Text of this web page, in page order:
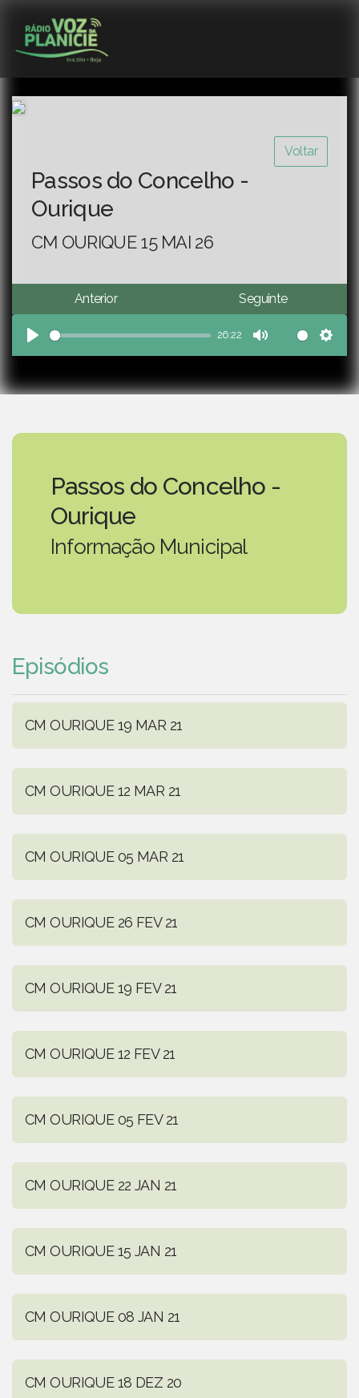
Voltar
Passos do Concelho -
Ourique
CM OURIQUE 15 MAI 26
Anterior Seguinte
Play
26:22
Mute
Passos do Concelho -
Ourique
Informação Municipal
Episódios
CM OURIQUE 19 MAR 21
CM OURIQUE 12 MAR 21
CM OURIQUE 05 MAR 21
CM OURIQUE 26 FEV 21
CM OURIQUE 19 FEV 21
CM OURIQUE 12 FEV 21
CM OURIQUE 05 FEV 21
CM OURIQUE 22 JAN 21
CM OURIQUE 15 JAN 21
CM OURIQUE 08 JAN 21
CM OURIQUE 18 DEZ 20